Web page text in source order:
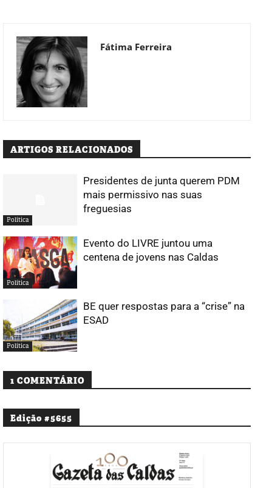
Fátima Ferreira
ARTIGOS RELACIONADOS
Política
Presidentes de junta querem PDM
mais permissivo nas suas
freguesias
Política
Evento do LIVRE juntou uma
centena de jovens nas Caldas
Política
BE quer respostas para a “crise” na
ESAD
1 COMENTÁRIO
Edição #5655